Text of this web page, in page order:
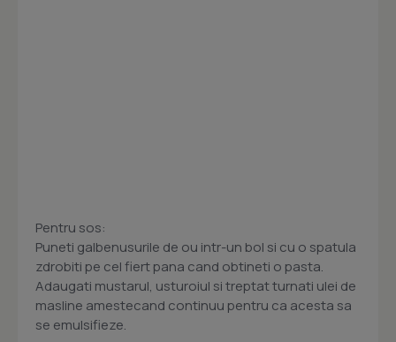
Pentru sos:
Puneti galbenusurile de ou intr-un bol si cu o spatula
zdrobiti pe cel fiert pana cand obtineti o pasta.
Adaugati mustarul, usturoiul si treptat turnati ulei de
masline amestecand continuu pentru ca acesta sa
se emulsifieze.